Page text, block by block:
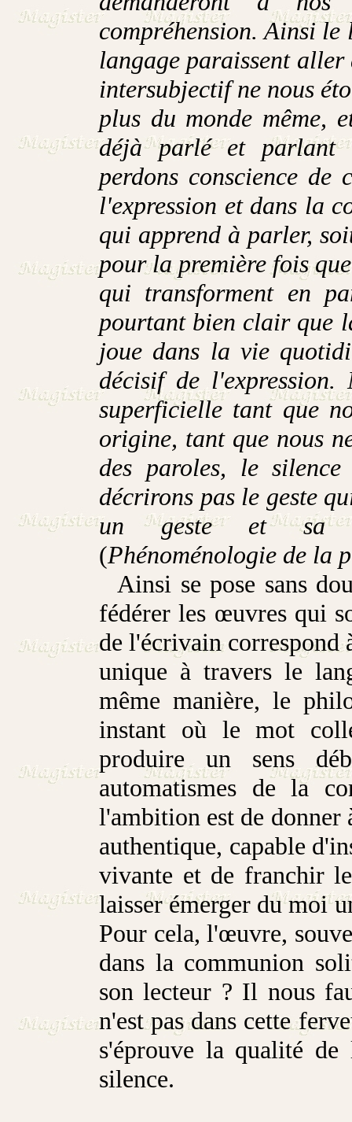
compréhension. Ainsi
langage paraissent
intersubjectif ne nous
plus du monde même,
déjà parlé et parlant
perdons conscience
l'expression et dans la
qui apprend à parler,
pour la première fois
qui transforment en
pourtant bien clair que
joue dans la vie
décisif de
superficielle tant que
origine, tant que nous
des paroles, le
décrirons pas le geste
un geste et sa
(Phénoménologie de la
Ainsi se pose sans
fédérer les œuvres qui
de l'écrivain
unique à travers le
même manière, le
instant où le mot
produire un sens
automatismes de la
l'ambition est de donner
authentique, capable
vivante et de franchir
laisser émerger du moi
Pour cela, l'œuvre,
dans la communion
son lecteur ? Il nous
n'est pas dans cette
s'éprouve la qualité
silence.